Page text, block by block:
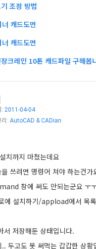
조정 방법
캐드도면
캐드도면
크레인 10톤 캐드파일 구해봅
: 2011-04-04
리: AutoCAD & CADian
치까지 마쳤는데요
쓰려면 명령어 쳐야 하는건가
창에 써도 안되는군요 ㅜ
에 설치하기/appload에서 목
서 저장해둔 상태입니다.
두고도 못 써먹는 갑갑한 상황